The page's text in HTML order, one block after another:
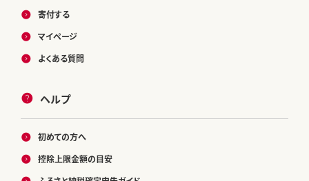
寄付する
マイページ
よくある質問
ヘルプ
初めての方へ
控除上限金額の目安